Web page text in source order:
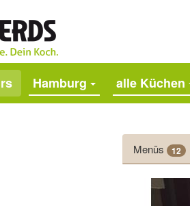
Hamburg alle Küchen
Menüs 12
Zurück